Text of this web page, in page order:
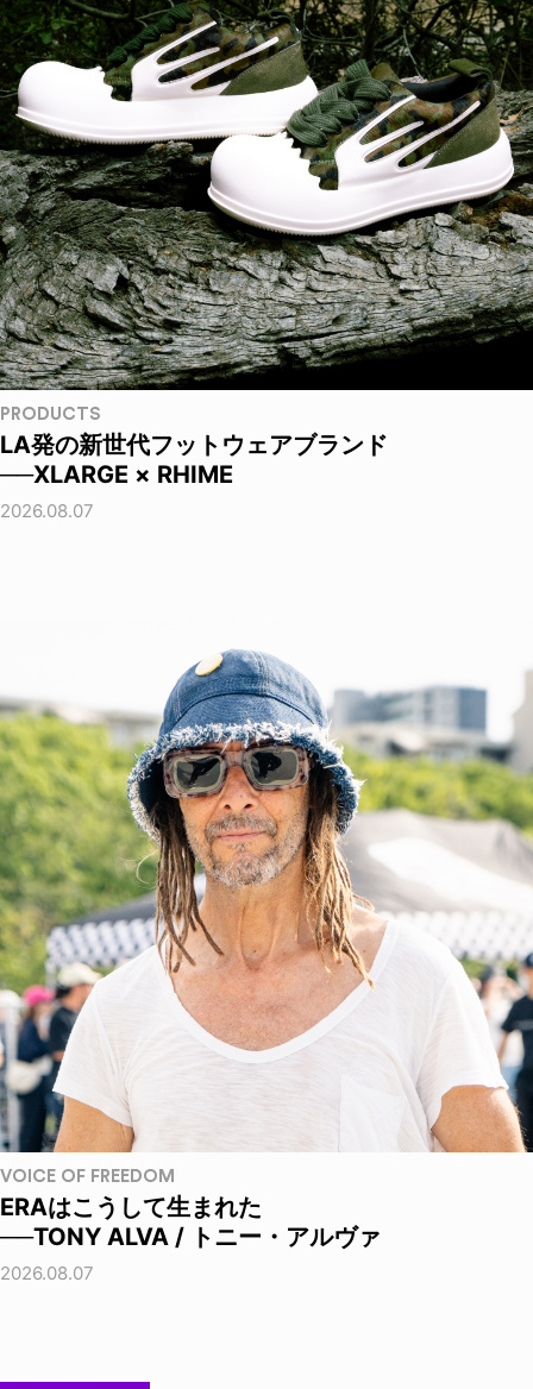
PRODUCTS
LA発の新世代フットウェアブランド
──XLARGE × RHIME
2026.08.07
VOICE OF FREEDOM
ERAはこうして生まれた
──TONY ALVA / トニー・アルヴァ
2026.08.07